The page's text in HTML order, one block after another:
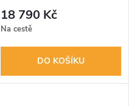
18 790 Kč
Na cestě
DO KOŠÍKU